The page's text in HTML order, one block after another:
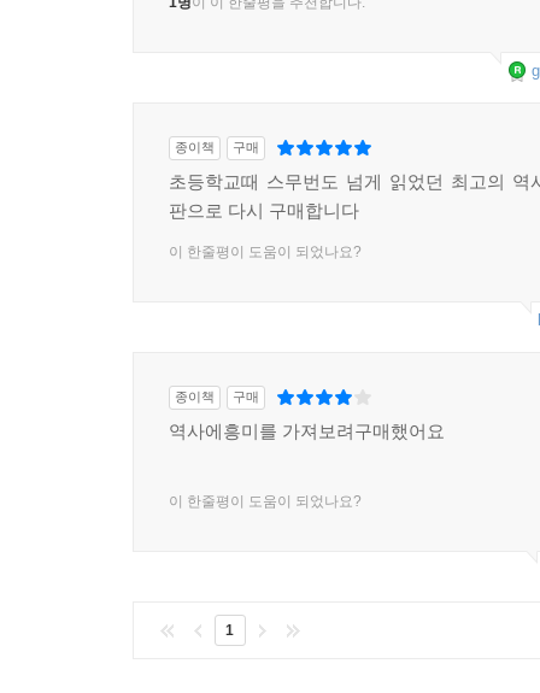
종이책 구매
초등학교때 스무번도 넘게 읽었던 최고의 역
판으로 다시 구매합니다
이 한줄평이 도움이 되었나요?
종이책 구매
역사에흥미를 가져보려구매했어요
이 한줄평이 도움이 되었나요?
1